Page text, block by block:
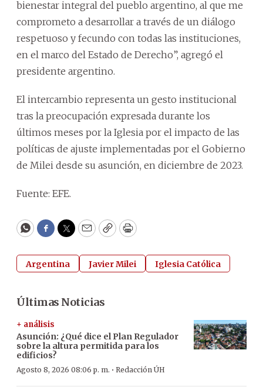
bienestar integral del pueblo argentino, al que me
comprometo a desarrollar a través de un diálogo
respetuoso y fecundo con todas las instituciones,
en el marco del Estado de Derecho”, agregó el
presidente argentino.
El intercambio representa un gesto institucional
tras la preocupación expresada durante los
últimos meses por la Iglesia por el impacto de las
políticas de ajuste implementadas por el Gobierno
de Milei desde su asunción, en diciembre de 2023.
Fuente: EFE.
WhatsApp
Facebook
Twitter
EmailCopyPrint
Argentina Javier Milei Iglesia Católica
Últimas Noticias
+ análisis
Asunción: ¿Qué dice el Plan Regulador
sobre la altura permitida para los
edificios?
Agosto 8, 2026 08:06 p. m. · Redacción ÚH